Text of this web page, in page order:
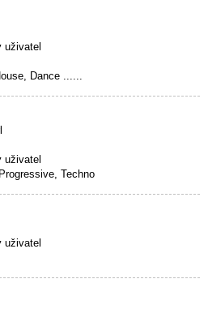
uživatel
Dance ......
uživatel
Techno
uživatel